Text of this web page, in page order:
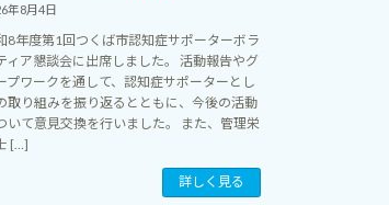
年8月4日
8年度第1回つくば市認知症サポーターボラ
ィア懇談会に出席しました。 活動報告やグ
プワークを通して、認知症サポーターとし
取り組みを振り返るとともに、今後の活動
いて意見交換を行いました。 また、管理栄
[…]
詳しく見る